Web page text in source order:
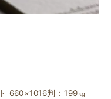
660×1016判：199㎏